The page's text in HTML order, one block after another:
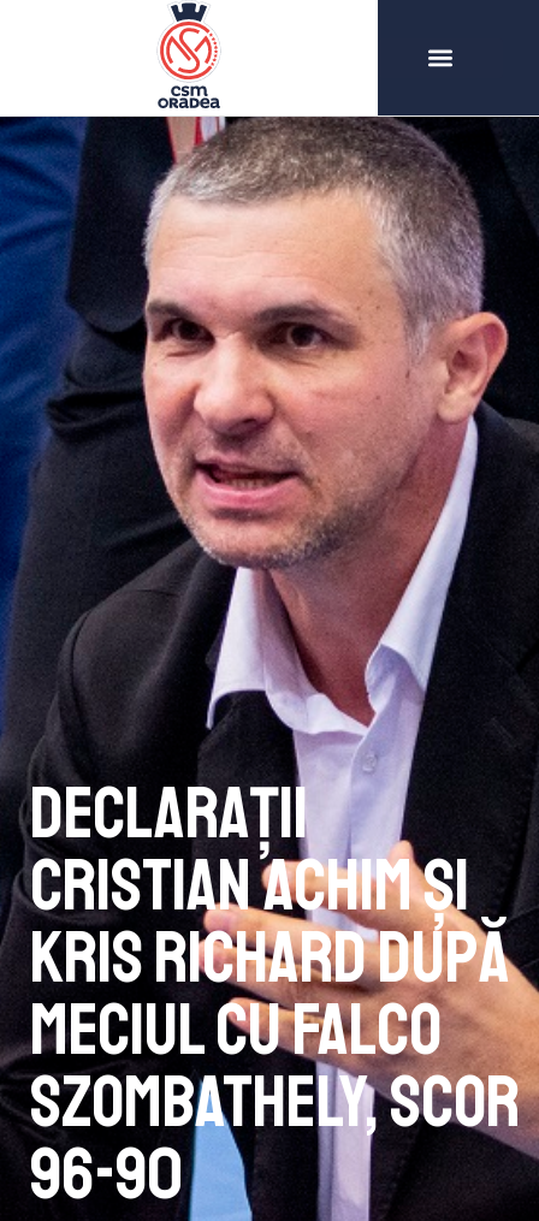
Declarații
Cristian Achim și
Kris Richard după
meciul cu Falco
Szombathely, scor
96-90